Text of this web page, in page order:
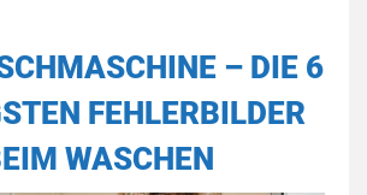
– DIE 6
FEHLERBILDER
WASCHEN